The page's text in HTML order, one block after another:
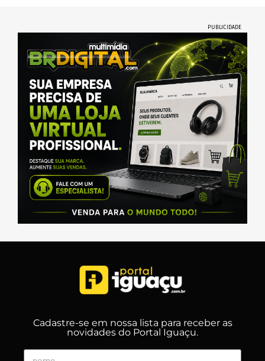
PUBLICIDADE
Cadastre-se em nossa lista para receber as
novidades do Portal Iguaçu.